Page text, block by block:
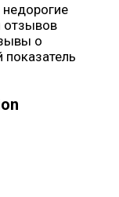
недорогие
отзывов
о